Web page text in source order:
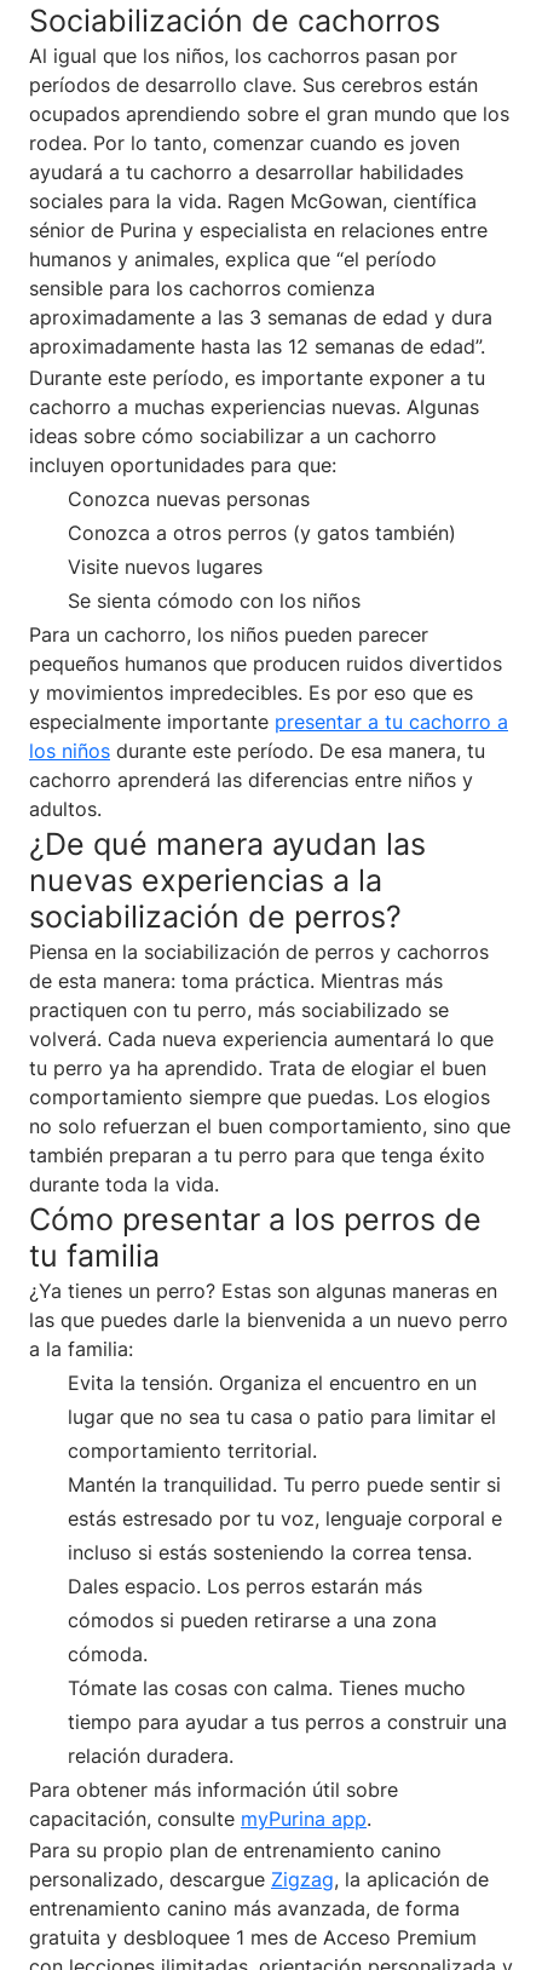
Sociabilización de cachorros
Al igual que los niños, los cachorros pasan por
períodos de desarrollo clave. Sus cerebros están
ocupados aprendiendo sobre el gran mundo que los
rodea. Por lo tanto, comenzar cuando es joven
ayudará a tu cachorro a desarrollar habilidades
sociales para la vida. Ragen McGowan, científica
sénior de Purina y especialista en relaciones entre
humanos y animales, explica que “el período
sensible para los cachorros comienza
aproximadamente a las 3 semanas de edad y dura
aproximadamente hasta las 12 semanas de edad”.
Durante este período, es importante exponer a tu
cachorro a muchas experiencias nuevas. Algunas
ideas sobre cómo sociabilizar a un cachorro
incluyen oportunidades para que:
Conozca nuevas personas
Conozca a otros perros (y gatos también)
Visite nuevos lugares
Se sienta cómodo con los niños
Para un cachorro, los niños pueden parecer
pequeños humanos que producen ruidos divertidos
y movimientos impredecibles. Es por eso que es
especialmente importante presentar a tu cachorro a
los niños durante este período. De esa manera, tu
cachorro aprenderá las diferencias entre niños y
adultos.
¿De qué manera ayudan las
nuevas experiencias a la
sociabilización de perros?
Piensa en la sociabilización de perros y cachorros
de esta manera: toma práctica. Mientras más
practiquen con tu perro, más sociabilizado se
volverá. Cada nueva experiencia aumentará lo que
tu perro ya ha aprendido. Trata de elogiar el buen
comportamiento siempre que puedas. Los elogios
no solo refuerzan el buen comportamiento, sino que
también preparan a tu perro para que tenga éxito
durante toda la vida.
Cómo presentar a los perros de
tu familia
¿Ya tienes un perro? Estas son algunas maneras en
las que puedes darle la bienvenida a un nuevo perro
a la familia:
Evita la tensión. Organiza el encuentro en un
lugar que no sea tu casa o patio para limitar el
comportamiento territorial.
Mantén la tranquilidad. Tu perro puede sentir si
estás estresado por tu voz, lenguaje corporal e
incluso si estás sosteniendo la correa tensa.
Dales espacio. Los perros estarán más
cómodos si pueden retirarse a una zona
cómoda.
Tómate las cosas con calma. Tienes mucho
tiempo para ayudar a tus perros a construir una
relación duradera.
Para obtener más información útil sobre
capacitación, consulte myPurina app.
Para su propio plan de entrenamiento canino
personalizado, descargue Zigzag, la aplicación de
entrenamiento canino más avanzada, de forma
gratuita y desbloquee 1 mes de Acceso Premium